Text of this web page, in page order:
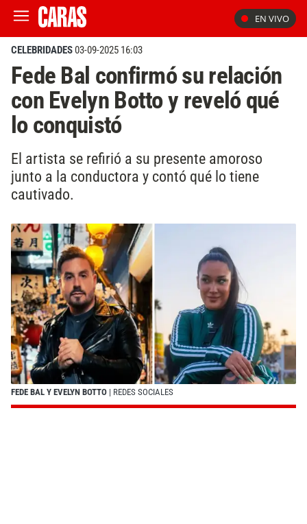
EN VIVO
CELEBRIDADES03-09-2025 16:03
Fede Bal confirmó su relación
con Evelyn Botto y reveló qué
lo conquistó
El artista se refirió a su presente amoroso
junto a la conductora y contó qué lo tiene
cautivado.
FEDE BAL Y EVELYN BOTTO | REDES SOCIALES